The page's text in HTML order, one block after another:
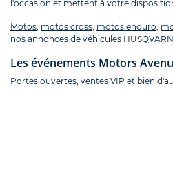
l'occasion et mettent à votre
Motos motos cross motos enduro
nos annonces de véhicules
Les événements Motors
Portes ouvertes, ventes VIP et bien